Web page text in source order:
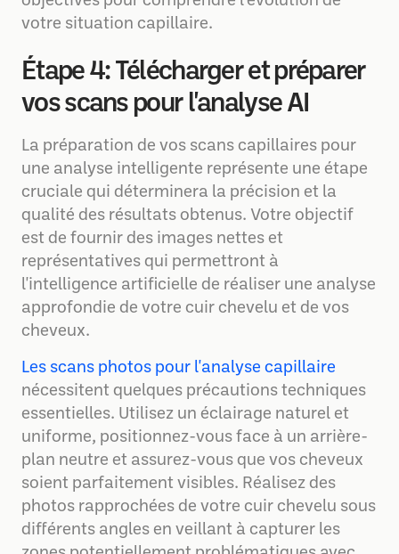
votre situation capillaire.
Étape 4: Télécharger et préparer
vos scans pour l'analyse AI
La préparation de vos scans capillaires pour
une analyse intelligente représente une étape
cruciale qui déterminera la précision et la
qualité des résultats obtenus. Votre objectif
est de fournir des images nettes et
représentatives qui permettront à
l'intelligence artificielle de réaliser une analyse
approfondie de votre cuir chevelu et de vos
cheveux.
Les scans photos pour l'analyse capillaire
nécessitent quelques précautions techniques
essentielles. Utilisez un éclairage naturel et
uniforme, positionnez-vous face à un arrière-
plan neutre et assurez-vous que vos cheveux
soient parfaitement visibles. Réalisez des
photos rapprochées de votre cuir chevelu sous
différents angles en veillant à capturer les